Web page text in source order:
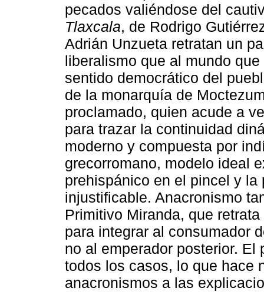
pecados valiéndose del
Tlaxcala, de Rodrigo
Adrián Unzueta retratan un
liberalismo que al mundo
sentido democrático del
de la monarquía de
proclamado, quien acude a
para trazar la continuidad
moderno y compuesta por
grecorromano, modelo ideal
prehispánico en el pincel y
injustificable. Anacronismo
Primitivo Miranda, que
para integrar al consumador
no al emperador posterior.
todos los casos, lo que hace
anacronismos a las